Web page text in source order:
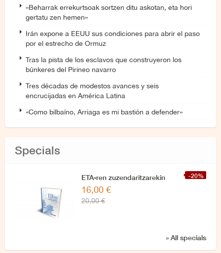
«Beharrak errekurtsoak sortzen ditu askotan, eta hori
gertatu zen hemen»
Irán expone a EEUU sus condiciones para abrir el paso
por el estrecho de Ormuz
Tras la pista de los esclavos que construyeron los
búnkeres del Pirineo navarro
Tres décadas de modestos avances y seis
encrucijadas en América Latina
«Como bilbaíno, Arriaga es mi bastión a defender»
Specials
-20%
ETA-ren zuzendaritzarekin
azken elkarrizketa
16,00 €
20,00 €
» All specials